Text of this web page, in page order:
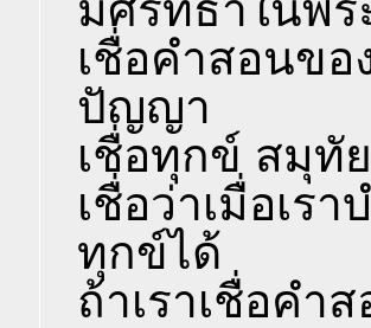
เชื่อคำสอนขอ
ปัญญา
เชื่อทุกข์ สมุทั
เชื่อว่าเมื่อเร
ทุกข์ได้
ถ้าเราเชื่อคำ